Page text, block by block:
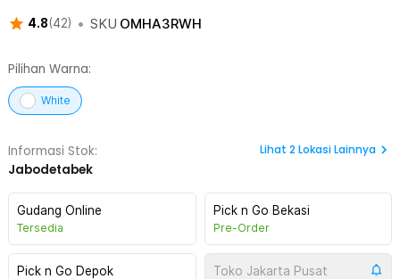
4.8(42) • SKU OMHA3RWH
Pilihan Warna:
White
Informasi Stok:
Jabodetabek
Lihat 2Lokasi Lainnya
Gudang Online
Tersedia
Pick n Go Bekasi
Pre-Order
Pick n Go Depok Toko Jakarta Pusat